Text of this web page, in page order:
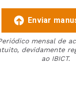
Enviar
mensal de
devidamente
ao IBICT.